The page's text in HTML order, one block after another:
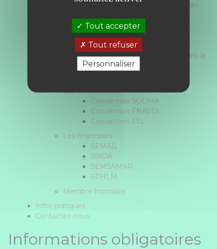
de Prévention des EXpulsions Locatives
MASP - Mesure d'Accompagnement
Social Personnalisé
Actions collectives
AVDL - Accompagnement Vers et Dans le
Logement
Les conventions
Convention SOLIHA
Convention FNAVDL
Convention FSL
Les financeurs
SEMAG
SIKOA
SEMSAMAR
SPHLM
Membre honoraire
Infos pratiques
Contactez-nous
Informations obligatoires
Tout accepter
Tout refuser
Personnaliser